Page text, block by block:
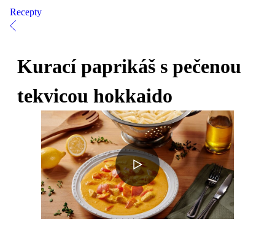
Recepty
Kurací paprikáš s pečenou
tekvicou hokkaido